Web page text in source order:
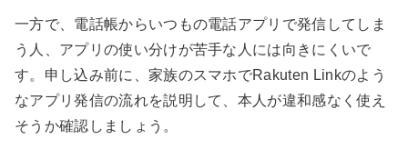
一方で、電話帳からいつもの電話アプリで発信してしま
う人、アプリの使い分けが苦手な人には向きにくいで
す。申し込み前に、家族のスマホでRakuten Linkのよう
なアプリ発信の流れを説明して、本人が違和感なく使え
そうか確認しましょう。